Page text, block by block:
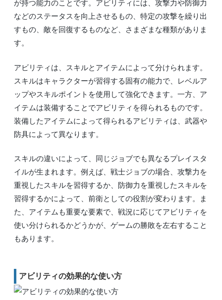
が持つ能力のことです。アビリティには、攻撃力や防御力
などのステータスを向上させるもの、特定の攻撃を繰り出
すもの、敵を回復するものなど、さまざまな種類がありま
す。
アビリティは、スキルとアイテムによって分けられます。
スキルはキャラクターが習得する固有の能力で、レベルア
ップやスキルポイントを使用して強化できます。一方、ア
イテムは装備することでアビリティを得られるものです。
装備したアイテムによって得られるアビリティは、武器や
防具によって異なります。
スキルの違いによって、同じジョブでも異なるプレイスタ
イルが生まれます。例えば、戦士ジョブの場合、攻撃力を
重視したスキルを習得するか、防御力を重視したスキルを
習得するかによって、前衛としての役割が変わります。ま
た、アイテムも重要な要素で、戦況に応じてアビリティを
使い分けられるかどうかが、ゲームの勝敗を左右すること
もあります。
アビリティの効果的な使い方